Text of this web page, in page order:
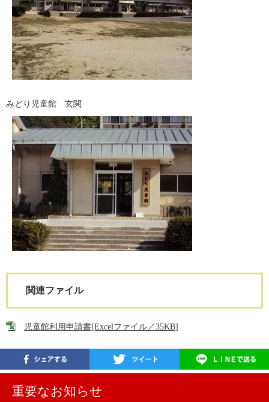
みどり児童館 玄関
関連ファイル
児童館利用申請書[Excelファイル／35KB]
重要なお知らせ